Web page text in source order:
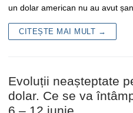
un dolar american nu au avut
CITEȘTE MAI MULT →
Evoluții neașteptate
dolar. Ce se va
6 – 12 iunie